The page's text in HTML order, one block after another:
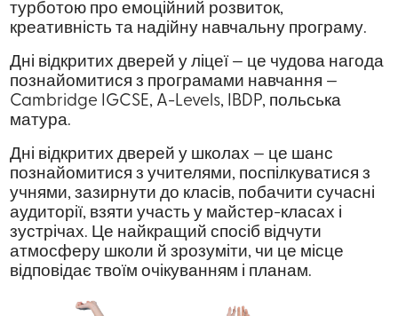
турботою про емоційний розвиток,
креативність та надійну навчальну програму.
Дні відкритих дверей у ліцеї — це чудова нагода
познайомитися з програмами навчання —
Cambridge IGCSE, A-Levels, IBDP, польська
матура.
Дні відкритих дверей у школах — це шанс
познайомитися з учителями, поспілкуватися з
учнями, зазирнути до класів, побачити сучасні
аудиторії, взяти участь у майстер-класах і
зустрічах. Це найкращий спосіб відчути
атмосферу школи й зрозуміти, чи це місце
відповідає твоїм очікуванням і планам.